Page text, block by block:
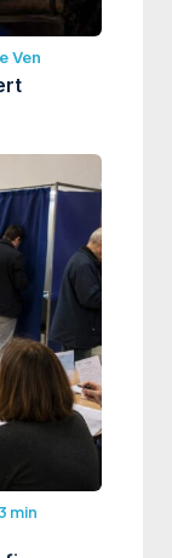
Ven
min